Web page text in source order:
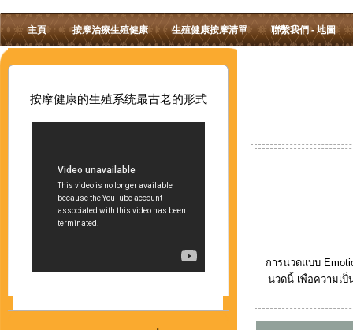
主頁 按摩治療生殖健康 生殖健康按摩清單 聯繫我們 - 地圖
按摩健康的生殖系统最古老的形式
การนวดแบบ
นวดนี้ เพื่อความเป็